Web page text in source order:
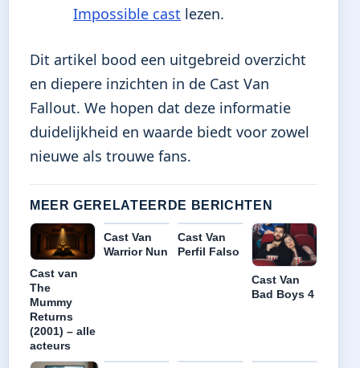
Impossible cast lezen.
Dit artikel bood een uitgebreid overzicht
en diepere inzichten in de Cast Van
Fallout. We hopen dat deze informatie
duidelijkheid en waarde biedt voor zowel
nieuwe als trouwe fans.
MEER GERELATEERDE BERICHTEN
Cast van
The
Mummy
Returns
(2001) – alle
acteurs
Cast Van
Warrior Nun
Cast Van
Perfil Falso
Cast Van
Bad Boys 4